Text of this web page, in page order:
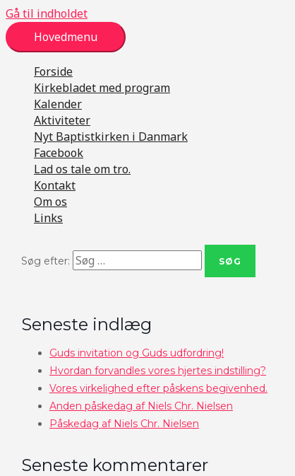
Gå til indholdet
Hovedmenu
Forside
Kirkebladet med program
Kalender
Aktiviteter
Nyt Baptistkirken i Danmark
Facebook
Lad os tale om tro.
Kontakt
Om os
Links
Søg efter:
Seneste indlæg
Guds invitation og Guds udfordring!
Hvordan forvandles vores hjertes indstilling?
Vores virkelighed efter påskens begivenhed.
Anden påskedag af Niels Chr. Nielsen
Påskedag af Niels Chr. Nielsen
Seneste kommentarer